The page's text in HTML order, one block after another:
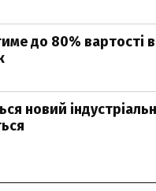
до 80% вартості
новий